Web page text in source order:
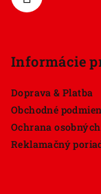
Informácie
Doprava & Platba
Obchodné
Ochrana
Reklamačný